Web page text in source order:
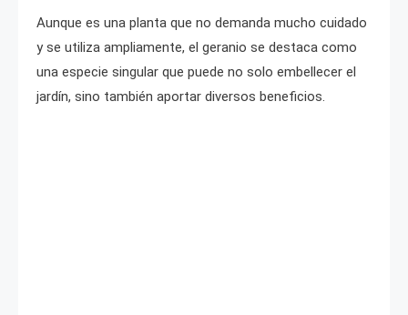
Aunque es una planta que no demanda mucho cuidado
y se utiliza ampliamente, el geranio se destaca como
una especie singular que puede no solo embellecer el
jardín, sino también aportar diversos beneficios.